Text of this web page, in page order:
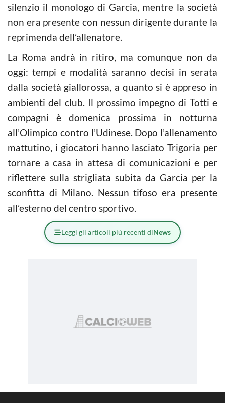
silenzio il monologo di Garcia, mentre la società
non era presente con nessun dirigente durante la
reprimenda dell’allenatore.
La Roma andrà in ritiro, ma comunque non da
oggi: tempi e modalità saranno decisi in serata
dalla società giallorossa, a quanto si è appreso in
ambienti del club. Il prossimo impegno di Totti e
compagni è domenica prossima in notturna
all’Olimpico contro l’Udinese. Dopo l’allenamento
mattutino, i giocatori hanno lasciato Trigoria per
tornare a casa in attesa di comunicazioni e per
riflettere sulla strigliata subita da Garcia per la
sconfitta di Milano. Nessun tifoso era presente
all’esterno del centro sportivo.
Leggi gli articoli più recenti diNews